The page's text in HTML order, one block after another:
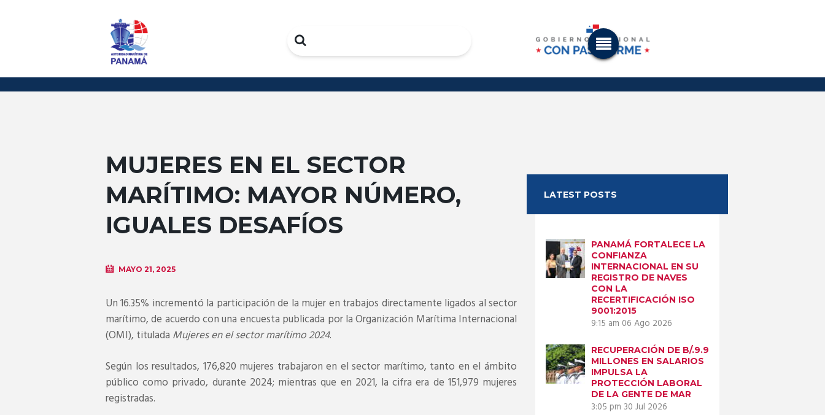
Search
MUJERES EN EL SECTOR
MARÍTIMO: MAYOR NÚMERO,
IGUALES DESAFÍOS
MAYO 21, 2025
Un 16.35% incrementó la participación de la mujer en trabajos directamente ligados al sector
marítimo, de acuerdo con una encuesta publicada por la Organización Marítima Internacional
(OMI), titulada Mujeres en el sector marítimo 2024.
Según los resultados, 176,820 mujeres trabajaron en el sector marítimo, tanto en el ámbito
público como privado, durante 2024; mientras que en 2021, la cifra era de 151,979 mujeres
registradas.
LATEST POSTS
PANAMÁ FORTALECE LA
CONFIANZA
INTERNACIONAL EN SU
REGISTRO DE NAVES
CON LA
RECERTIFICACIÓN ISO
9001:2015
9:15 am 06 Ago 2026
RECUPERACIÓN DE B/.9.9
MILLONES EN SALARIOS
IMPULSA LA
PROTECCIÓN LABORAL
DE LA GENTE DE MAR
3:05 pm 30 Jul 2026